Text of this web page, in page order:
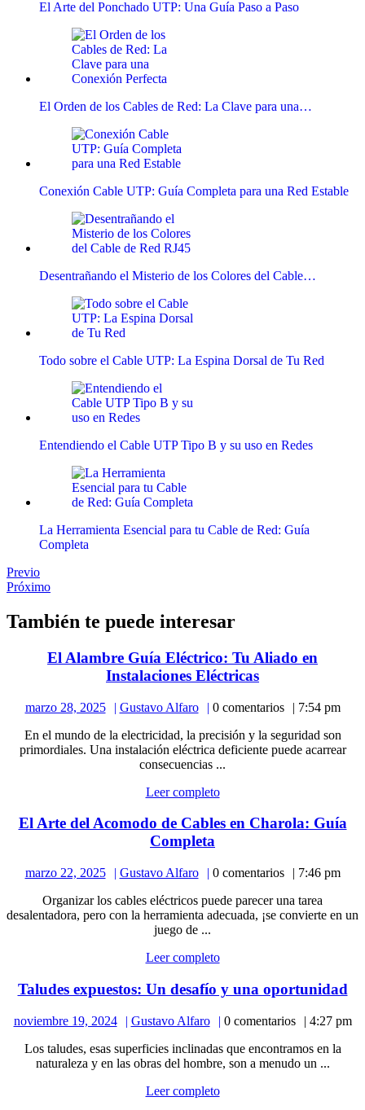
El Arte del Ponchado UTP: Una Guía Paso a Paso
El Orden de los Cables de Red: La Clave para una…
Conexión Cable UTP: Guía Completa para una Red Estable
Desentrañando el Misterio de los Colores del Cable…
Todo sobre el Cable UTP: La Espina Dorsal de Tu Red
Entendiendo el Cable UTP Tipo B y su uso en Redes
La Herramienta Esencial para tu Cable de Red: Guía
Completa
Navegación
de
entradas
PrevioPublicación
anterior:
PróximoPublicación
También te puede interesar
El Alambre Guía Eléctrico: Tu Aliado en
Instalaciones EléctricasEl
Guía
Eléctrico:
Tu
Eléctricas
marzo 28, 2025
marzo
2025
Gustavo Alfaro
Gustavo
0 comentarios
7:54 pm
En el mundo de la electricidad, la precisión y la seguridad son
primordiales. Una instalación eléctrica deficiente puede acarrear
consecuencias ...
Leer completoLeer
El Arte del Acomodo de Cables en Charola: Guía
Completa
del
Acomodo
de
Charola:
Guía
Completa
marzo 22, 2025
marzo
2025
Gustavo Alfaro
Gustavo
0 comentarios
7:46 pm
Organizar los cables eléctricos puede parecer una tarea
desalentadora, pero con la herramienta adecuada, ¡se convierte en un
juego de ...
Leer completoLeer
Taludes expuestos: Un desafío y una oportunidad
noviembre 19, 2024
noviembre
2024
Gustavo Alfaro
Gustavo
0 comentarios
4:27 pm
Los taludes, esas superficies inclinadas que encontramos en la
naturaleza y en las obras del hombre, son a menudo un ...
Leer completoLeer